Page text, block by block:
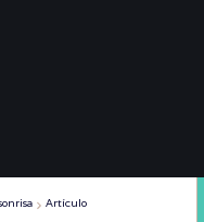
Artículo